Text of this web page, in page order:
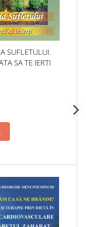
SUFLETULUI.
SA TE IERTI